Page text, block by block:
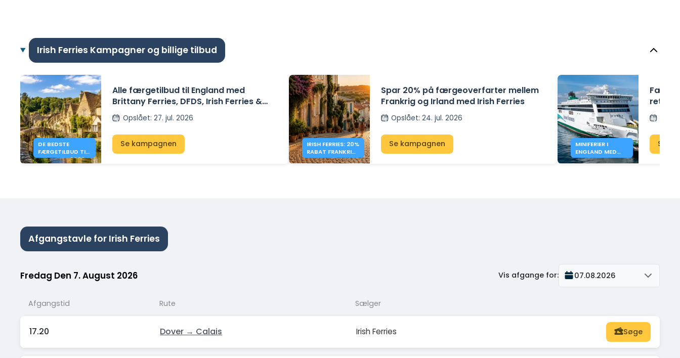
Irish Ferries Kampagner og billige tilbud
DE BEDSTE
FÆRGETILBUD TIL
ENGLAND I 2026
Alle færgetilbud til England med
Brittany Ferries, DFDS, Irish Ferries &
P&O Ferries – fra 41€
Opslået: 27. jul. 2026
Se kampagnen
IRISH FERRIES: 20%
RABAT FRANKRIG
– IRLAND
Spar 20% på færgeoverfarter mellem
Frankrig og Irland med Irish Ferries
Opslået:24. jul. 2026
Se kampagnen
MINIFERIER I
ENGLAND MED
IRISH FERRIES -
Se
Afgangstavle for Irish Ferries
Fredag Den 7. August 2026 Vis afgange for: 07.08.2026
Afgangstid Rute Sælger
17.20 Dover → Calais Irish Ferries Søge